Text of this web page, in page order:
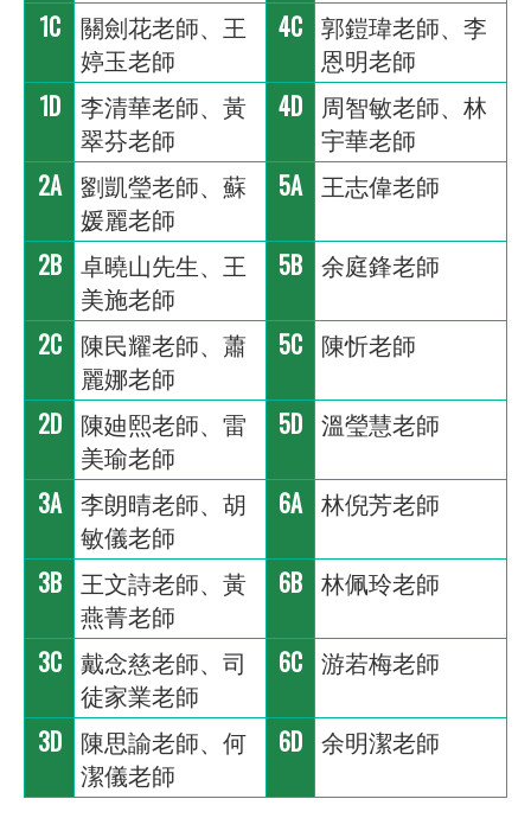
1C 關劍花老師、王
婷玉老師
4C 郭鎧瑋老師、李
恩明老師
1D 李清華老師、黃
翠芬老師
4D 周智敏老師、林
宇華老師
2A 劉凱瑩老師、蘇
媛麗老師
5A 王志偉老師
2B 卓曉山先生、王
美施老師
5B 余庭鋒老師
2C 陳民耀老師、蕭
麗娜老師
5C 陳忻老師
2D 陳廸熙老師、雷
美瑜老師
5D 溫瑩慧老師
3A 李朗晴老師、胡
敏儀老師
6A 林倪芳老師
3B 王文詩老師、黃
燕菁老師
6B 林佩玲老師
3C 戴念慈老師、司
徒家業老師
6C 游若梅老師
3D 陳思諭老師、何
潔儀老師
6D 余明潔老師